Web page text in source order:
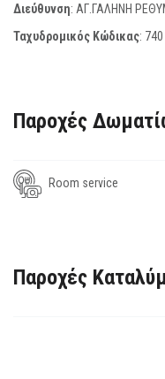
Διεύθυνση: ΑΓ.ΓΑΛΗΝΗ
Ταχυδρομικός Κώδικας:
Παροχές
Room service
Παροχές